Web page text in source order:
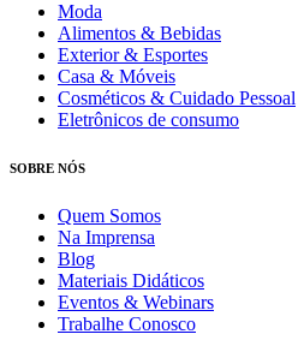
Moda
Alimentos & Bebidas
Exterior & Esportes
Casa & Móveis
Cosméticos & Cuidado Pessoal
Eletrônicos de consumo
SOBRE NÓS
Quem Somos
Na Imprensa
Blog
Materiais Didáticos
Eventos & Webinars
Trabalhe Conosco